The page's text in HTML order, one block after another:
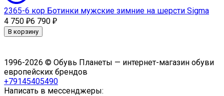
2365-6 кор Ботинки мужские зимние на шерсти Sigma
4 750 ₽6 790 ₽
В корзину
1996-2026 © Обувь Планеты — интернет-магазин обуви
европейских брендов
+79145405490
Написать в мессенджеры: